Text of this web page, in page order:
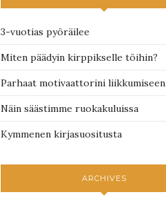
3-vuotias pyöräilee
Miten päädyin kirppikselle töihin?
Parhaat motivaattorini liikkumiseen
Näin säästimme ruokakuluissa
Kymmenen kirjasuositusta
ARCHIVES